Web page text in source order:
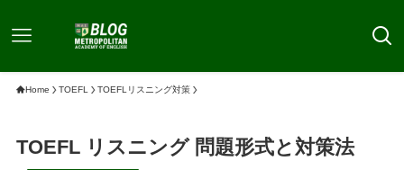
Home TOEFL TOEFLリスニング対策
TOEFL リスニング 問題形式と対策法